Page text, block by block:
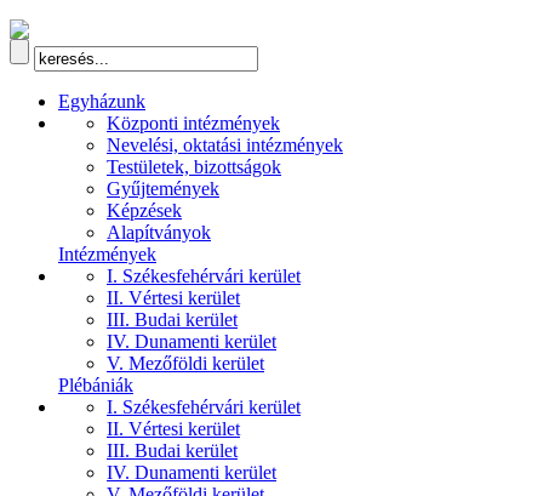
Egyházunk
Központi intézmények
Nevelési, oktatási intézmények
Testületek, bizottságok
Gyűjtemények
Képzések
Alapítványok
Intézmények
I. Székesfehérvári kerület
II. Vértesi kerület
III. Budai kerület
IV. Dunamenti kerület
V. Mezőföldi kerület
Plébániák
I. Székesfehérvári kerület
II. Vértesi kerület
III. Budai kerület
IV. Dunamenti kerület